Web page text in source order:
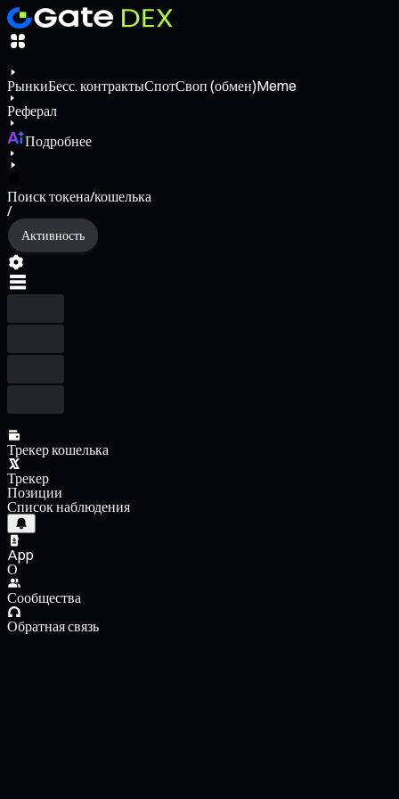
РынкиБесс. контрактыСпотСвоп (обмен)Meme
Реферал
Подробнее
Поиск токена/кошелька
/
Активность
Трекер кошелька
Трекер
Позиции
Список наблюдения
App
О
Сообщества
Обратная связь